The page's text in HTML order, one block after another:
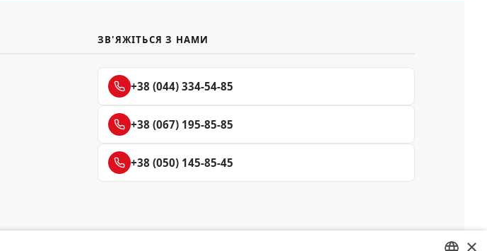
ЗВ'ЯЖІТЬСЯ З НАМИ
+38 (044) 334-54-85
+38 (067) 195-85-85
+38 (050) 145-85-45
×